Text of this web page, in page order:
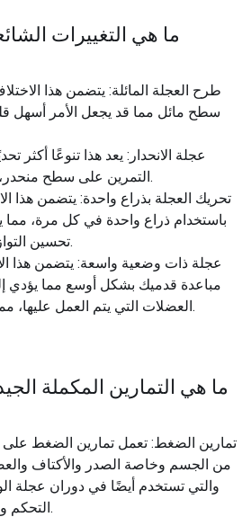
ما هي التغييرات
طرح العجلة المائلة: يتضمن هذا
سطح مائل مما قد يجعل الأمر أسهل
عجلة الانحدار: يعد هذا تنوعًا أكثر
التمرين على سطح منحدر، مما يزيد من شدته.
تحريك العجلة بذراع واحدة: يتضمن هذا
باستخدام ذراع واحدة في كل مرة،
تحسين التوازن واستقرار الجذع.
عجلة ذات وضعية واسعة: يتضمن هذا
مباعدة قدميك بشكل أوسع مما يؤدي
العضلات التي يتم العمل عليها، مما يوفر تحديًا مختلفًا.
ما هي التمارين المكملة
تمارين الضغط: تعمل تمارين الضغط على
من الجسم وخاصة الصدر والأكتاف
والتي تستخدم أيضًا في دوران عجلة
التحكم والثبات أثناء التمرين.